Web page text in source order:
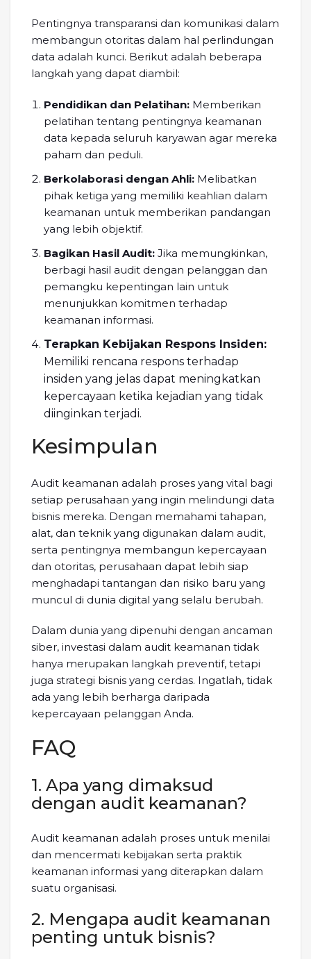
Pentingnya transparansi dan komunikasi dalam
membangun otoritas dalam hal perlindungan
data adalah kunci. Berikut adalah beberapa
langkah yang dapat diambil:
Pendidikan dan Pelatihan: Memberikan
pelatihan tentang pentingnya keamanan
data kepada seluruh karyawan agar mereka
paham dan peduli.
Berkolaborasi dengan Ahli: Melibatkan
pihak ketiga yang memiliki keahlian dalam
keamanan untuk memberikan pandangan
yang lebih objektif.
Bagikan Hasil Audit: Jika memungkinkan,
berbagi hasil audit dengan pelanggan dan
pemangku kepentingan lain untuk
menunjukkan komitmen terhadap
keamanan informasi.
Terapkan Kebijakan Respons Insiden:
Memiliki rencana respons terhadap
insiden yang jelas dapat meningkatkan
kepercayaan ketika kejadian yang tidak
diinginkan terjadi.
Kesimpulan
Audit keamanan adalah proses yang vital bagi
setiap perusahaan yang ingin melindungi data
bisnis mereka. Dengan memahami tahapan,
alat, dan teknik yang digunakan dalam audit,
serta pentingnya membangun kepercayaan
dan otoritas, perusahaan dapat lebih siap
menghadapi tantangan dan risiko baru yang
muncul di dunia digital yang selalu berubah.
Dalam dunia yang dipenuhi dengan ancaman
siber, investasi dalam audit keamanan tidak
hanya merupakan langkah preventif, tetapi
juga strategi bisnis yang cerdas. Ingatlah, tidak
ada yang lebih berharga daripada
kepercayaan pelanggan Anda.
FAQ
1. Apa yang dimaksud
dengan audit keamanan?
Audit keamanan adalah proses untuk menilai
dan mencermati kebijakan serta praktik
keamanan informasi yang diterapkan dalam
suatu organisasi.
2. Mengapa audit keamanan
penting untuk bisnis?